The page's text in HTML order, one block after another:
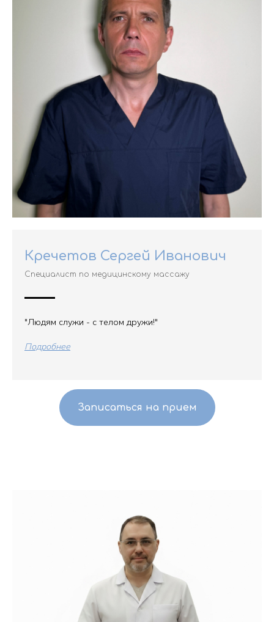
Кречетов Сергей Иванович
Специалист по медицинскому массажу
"Людям служи - с телом дружи!"
Подробнее
Записаться на прием